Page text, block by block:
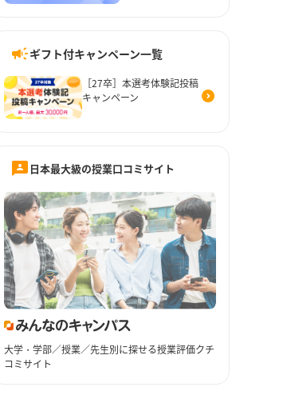
ギフト付キャンペーン一覧
［27卒］本選考体験記投稿
キャンペーン
日本最大級の授業口コミサイト
大学・学部／授業／先生別に探せる授業評価クチ
コミサイト